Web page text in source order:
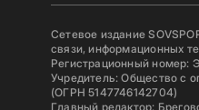
Сетевое издание
связи, информационных
Регистрационный номер:
Учредитель: Общество с
(ОГРН 5147746142704)
Главный редактор: